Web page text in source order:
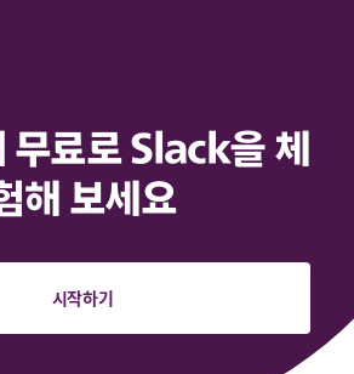
무료로 Slack을 체
해 보세요
시작하기